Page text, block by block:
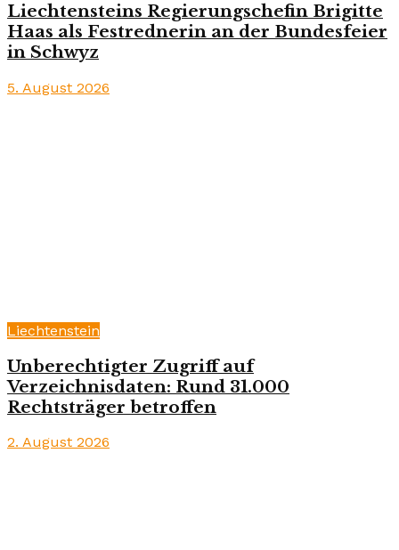
Liechtensteins Regierungschefin Brigitte
Haas als Festrednerin an der Bundesfeier
in Schwyz
5. August 2026
Liechtenstein
Unberechtigter Zugriff auf
Verzeichnisdaten: Rund 31.000
Rechtsträger betroffen
2. August 2026